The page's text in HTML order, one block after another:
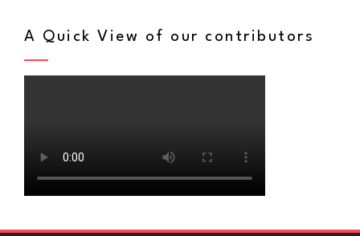
A Quick View of our contributors